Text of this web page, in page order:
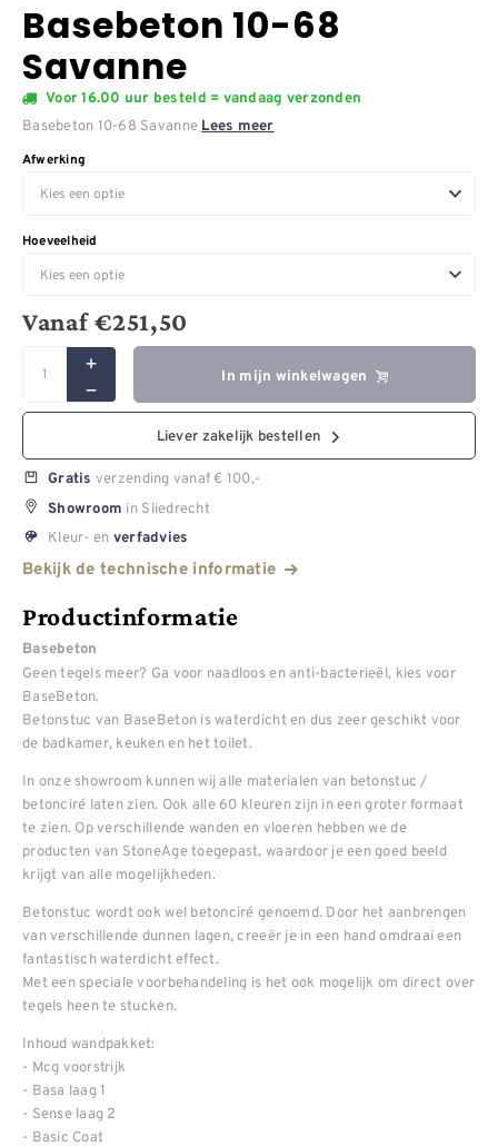
Basebeton 10-68
Savanne
Voor 16.00 uur besteld = vandaag verzonden
Basebeton 10-68 Savanne Lees meer
Afwerking
Hoeveelheid
Vanaf€251,50
In mijn winkelwagen
Liever zakelijk bestellen
Gratis verzending vanaf € 100,-
Showroom in Sliedrecht
Kleur- en verfadvies
Bekijk de technische informatie
Productinformatie
Basebeton
Geen tegels meer? Ga voor naadloos en anti-bacterieël, kies voor
BaseBeton.
Betonstuc van BaseBeton is waterdicht en dus zeer geschikt voor
de badkamer, keuken en het toilet.
In onze showroom kunnen wij alle materialen van betonstuc /
betonciré laten zien. Ook alle 60 kleuren zijn in een groter formaat
te zien. Op verschillende wanden en vloeren hebben we de
producten van StoneAge toegepast, waardoor je een goed beeld
krijgt van alle mogelijkheden.
Betonstuc wordt ook wel betonciré genoemd. Door het aanbrengen
van verschillende dunnen lagen, creeër je in een hand omdraai een
fantastisch waterdicht effect.
Met een speciale voorbehandeling is het ook mogelijk om direct over
tegels heen te stucken.
Inhoud wandpakket:
- Mcg voorstrijk
- Basa laag 1
- Sense laag 2
- Basic Coat